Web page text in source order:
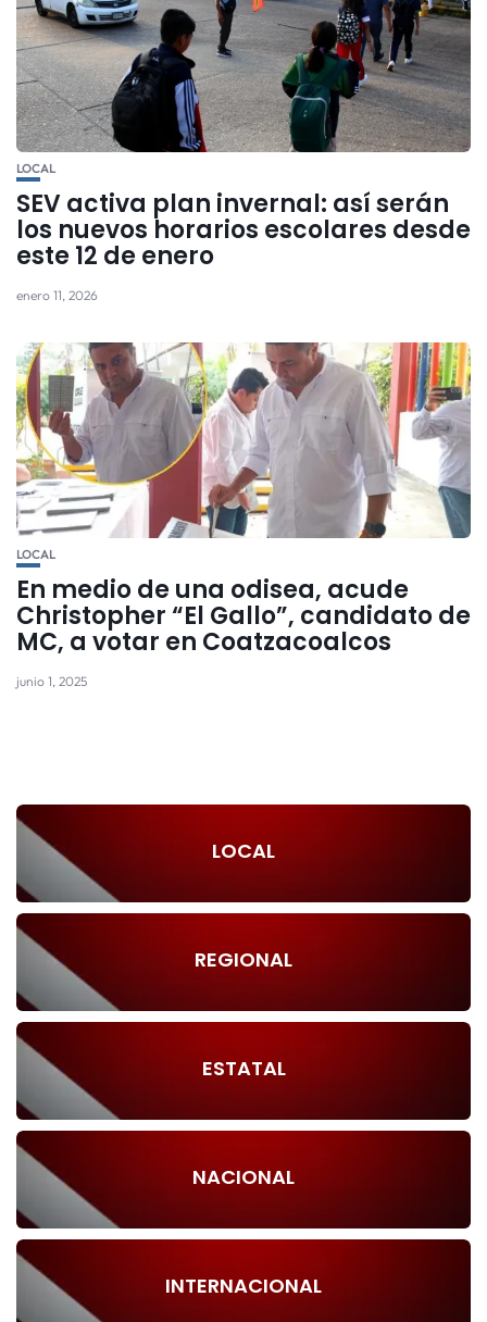
LOCAL
SEV activa plan invernal: así serán
los nuevos horarios escolares desde
este 12 de enero
enero 11, 2026
LOCAL
En medio de una odisea, acude
Christopher “El Gallo”, candidato de
MC, a votar en Coatzacoalcos
junio 1, 2025
LOCAL
REGIONAL
ESTATAL
NACIONAL
INTERNACIONAL